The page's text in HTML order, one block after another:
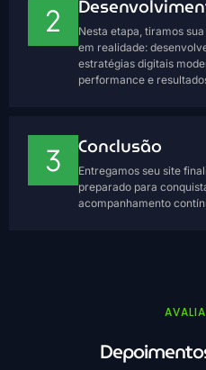
Nesta etapa, tiramos
em realidade:
estratégias digitais
performance e
Conclusão
Entregamos seu site
preparado para
acompanhamento